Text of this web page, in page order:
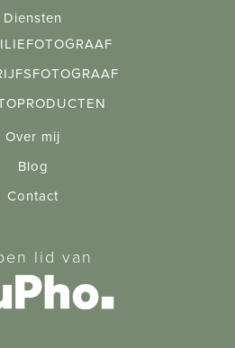
Diensten
Over mij
Blog
Contact
lid van